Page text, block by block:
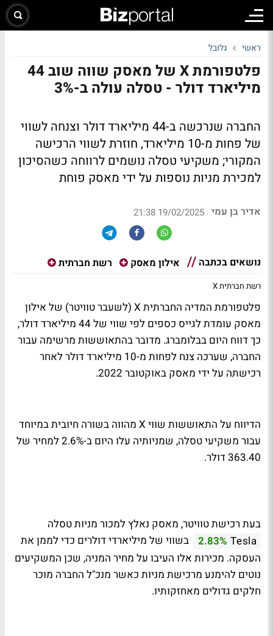
ראשי גלובל
פלטפורמת X של מאסק שווה שוב 44
מיליארד דולר - טסלה עולה ב-3%
החברה שנרכשה ב-44 מיליארד דולר וצנחה לשווי
של פחות מ-10 מיליארד, חוזרת לשווי הרכישה
המקורי; משקיעי טסלה נושמים לרווחה כשהסיכון
למכירת מניות נוספות על ידי מאסק פוחת
אדיר בן עמי |
19/02/2025 21:38
נושאים בכתבה אילון מאסק רשת חברתית
רשת חברתית X
פלטפורמת המדיה החברתית X (לשעבר טוויטר) של אילון
מאסק עומדת לגייס כספים לפי שווי של 44 מיליארד דולר,
כך דווח היום בבלומברג. מדובר בהתאוששות מרשימה עבור
החברה, שערכה צנח לפחות מ-10 מיליארד דולר לאחר
רכישתה על ידי מאסק באוקטובר 2022.
הדיווח על התאוששות שווי X מהווה בשורה חיובית במיוחד
עבור משקיעי טסלה, שמניותיה עלו היום ב-2.6% למחיר של
363.40 דולר.
בעת רכישת טוויטר, מאסק נאלץ למכור מניות טסלה
Tesla
2.83% בשווי של מיליארדי דולרים כדי לממן את
העסקה. מכירות אלו העיבו על מחיר המניה, שכן המשקיעים
נוטים להימנע מרכישת מניות כאשר מנכ"ל החברה מוכר
חלקים גדולים מאחזקותיו.